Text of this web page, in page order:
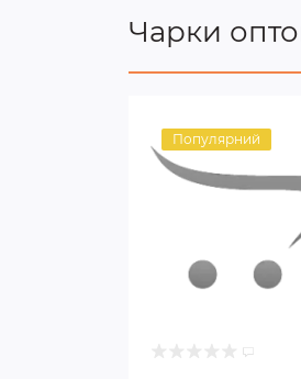
Чарки
Популярний